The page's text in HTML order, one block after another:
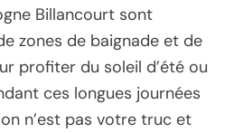
Billancourt sont
zones de baignade et de
profiter du soleil d’été ou
ces longues journées
n’est pas votre truc et